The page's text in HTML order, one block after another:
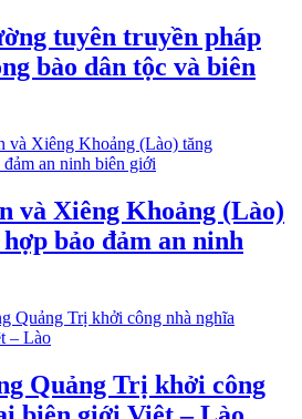
tuyên truyền pháp
bào dân tộc và biên
và Xiêng Khoảng (Lào)
bảo đảm an ninh
Quảng Trị khởi công